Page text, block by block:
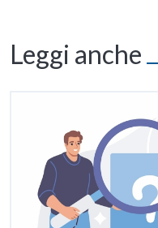
Leggi anche